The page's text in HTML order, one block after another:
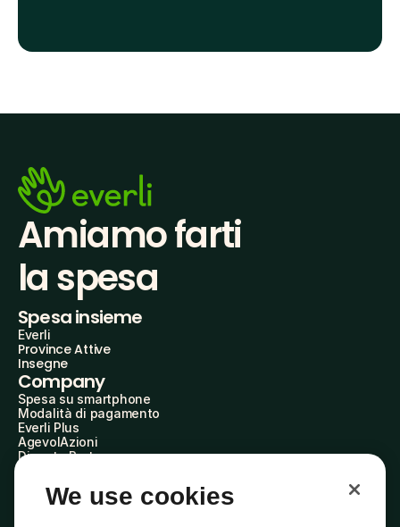
Amiamo farti
la spesa
Spesa insieme
Everli
Province Attive
Insegne
Company
Spesa su smartphone
Modalità di pagamento
Everli Plus
AgevolAzioni
Diventa Partner
Everli Shoppers
About Us
We use cookies